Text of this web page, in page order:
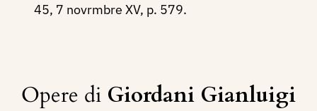
45, 7 novrmbre XV, p. 579.
Opere di Giordani Gianluigi